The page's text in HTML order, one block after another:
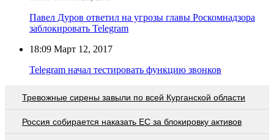
Павел Дуров ответил на угрозы главы Роскомнадзора
заблокировать Telegram
18:09 Март 12, 2017
Telegram начал тестировать функцию звонков
Тревожные сирены завыли по всей Курганской области
Россия собирается наказать EC за блокировку активов